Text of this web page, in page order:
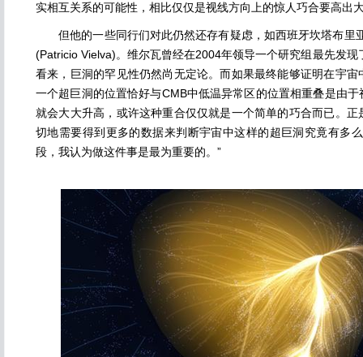
实相互关系的可能性，相比仅仅是视线方向上的惊人巧合要高出
但他的一些同行们对此仍然还存有疑虑，如西班牙坎塔布里
(Patricio Vielva)。维尔瓦曾经在2004年领导一个研究组最先发
看来，巨洞的罕见性仍然尚无定论。而如果最终能够证明在宇
一个超巨洞的位置恰好与CMB中低温异常区的位置相重叠是由
就会大大升高，或许这种重合仅仅就是一个简单的巧合而已。
切地需要得到更多的数据来判断宇宙中这样的超巨洞究竟有多
段，我认为做这件事是最为重要的。”